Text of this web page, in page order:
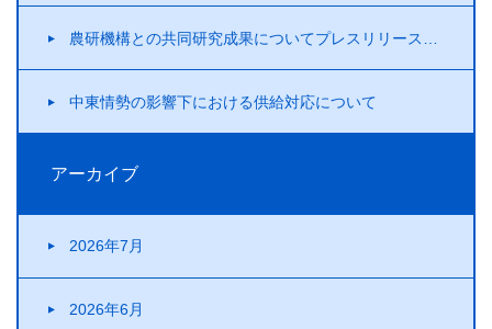
農研機構との共同研究成果についてプレスリリースを行いました！
中東情勢の影響下における供給対応について
アーカイブ
2026年7月
2026年6月